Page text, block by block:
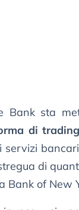
Bank sta
di
di
Bank of New